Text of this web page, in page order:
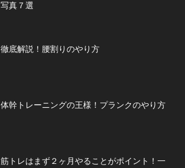
写真７選
徹底解説！腰割りのやり方
体幹トレーニングの王様！プランクのやり方
筋トレはまず２ヶ月やることがポイント！一